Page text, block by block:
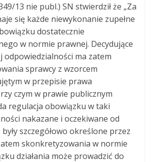
13 nie publ.) SN stwierdził że „Za
się każde niewykonanie zupełne
dostatecznie
w normie prawnej. Decydujące
odpowiedzialności ma zatem
sprawcy z wzorcem
w przepisie prawa
czym w prawie publicznym
regulacja obowiązku w taki
nakazane i oczekiwane od
szczegółowo określone przez
skonkretyzowania w normie
działania może prowadzić do